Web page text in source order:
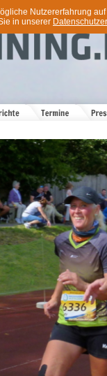
Nutzererfahrung
in unserer